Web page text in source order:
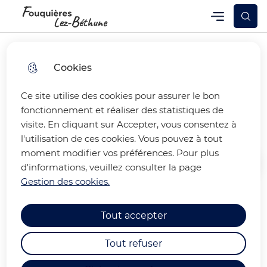
Cookies
Ce site utilise des cookies pour assurer le bon
fonctionnement et réaliser des statistiques de
visite. En cliquant sur Accepter, vous consentez à
l'utilisation de ces cookies. Vous pouvez à tout
moment modifier vos préférences. Pour plus
d'informations, veuillez consulter la page
Gestion des cookies.
Tout accepter
Tout refuser
Skip
menu
to
search
principal
Skip to
site
map
Fouquières-lez-Béthune Menu principal
Menu
8 MAI : LES PHOTOS
Accueil
Les photos de la cérémonie du 8
mai